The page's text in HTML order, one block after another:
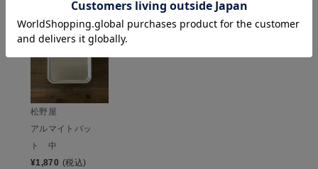
松野屋
アルマイトバッ
ト 中
¥1,870 (税込)